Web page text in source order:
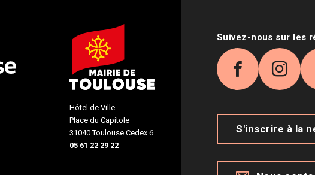
Hôtel de Ville
Place du Capitole
31040 Toulouse Cedex 6
05 61 22 29 22
Suivez-nous sur les
Facebook
S'inscrire à la